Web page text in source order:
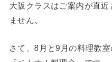
大阪クラスはご案内が直
ません。
さて、8月と9月の料理教